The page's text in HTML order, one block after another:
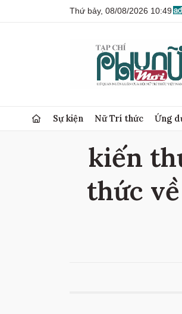
Thứ bảy, 08/08/2026 10:49
Sự kiện Nữ Trí thức Ứng
kiến
thức